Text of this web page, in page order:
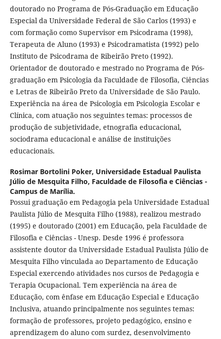
doutorado no Programa de Pós-Graduação em Educação
Especial da Universidade Federal de São Carlos (1993) e
com formação como Supervisor em Psicodrama (1998),
Terapeuta de Aluno (1993) e Psicodramatista (1992) pelo
Instituto de Psicodrama de Ribeirão Preto (1992).
Orientador de doutorado e mestrado no Programa de Pós-
graduação em Psicologia da Faculdade de Filosofia, Ciências
e Letras de Ribeirão Preto da Universidade de São Paulo.
Experiência na área de Psicologia em Psicologia Escolar e
Clínica, com atuação nos seguintes temas: processos de
produção de subjetividade, etnografia educacional,
sociodrama educacional e análise de instituições
educacionais.
Rosimar Bortolini Poker, Universidade Estadual Paulista
Júlio de Mesquita Filho, Faculdade de Filosofia e Ciências -
Campus de Marília.
Possui graduação em Pedagogia pela Universidade Estadual
Paulista Júlio de Mesquita Filho (1988), realizou mestrado
(1995) e doutorado (2001) em Educação, pela Faculdade de
Filosofia e Ciências - Unesp. Desde 1996 é professora
assistente doutor da Universidade Estadual Paulista Júlio de
Mesquita Filho vinculada ao Departamento de Educação
Especial exercendo atividades nos cursos de Pedagogia e
Terapia Ocupacional. Tem experiência na área de
Educação, com ênfase em Educação Especial e Educação
Inclusiva, atuando principalmente nos seguintes temas:
formação de professores, projeto pedagógico, ensino e
aprendizagem do aluno com surdez, desenvolvimento